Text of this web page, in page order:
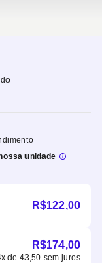
unidade
R$122,00
R$174,00
x de 43,50 sem juros